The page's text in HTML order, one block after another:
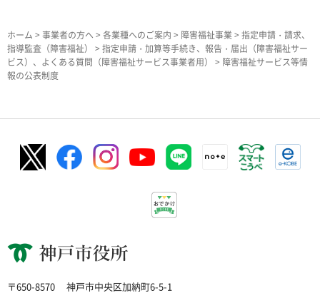
ホーム > 事業者の方へ > 各業種へのご案内 > 障害福祉事業> 指定申請・請求、
指導監査（障害福祉）
> 指定申請・加算等手続き、報告・届出（障害福祉サー
ビス）、よくある質問（障害福祉サービス事業者用）
> 障害福祉サービス等情
報の公表制度
神戸市役所
〒650-8570 神戸市中央区加納町6-5-1